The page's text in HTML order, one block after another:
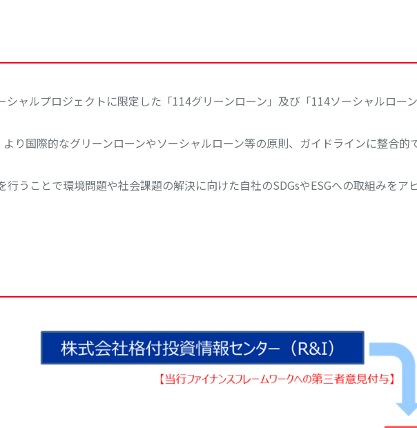
ャルプロジェクトに限定した「114グリーンローン」及び「114ソーシャルロー
り国際的なグリーンローンやソーシャルローン等の原則、ガイドラインに整合的
うことで環境問題や社会課題の解決に向けた自社のSDGsやESGへの取組みをア